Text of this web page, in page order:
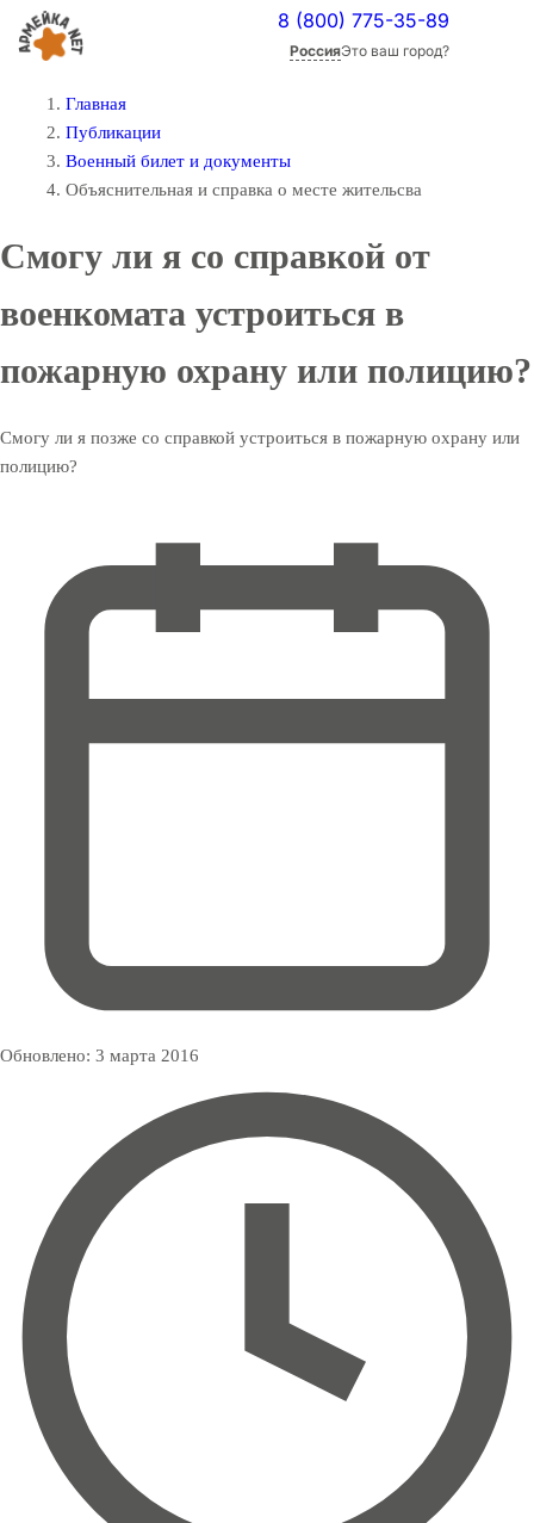
8 (800) 775-35-89
РоссияЭто ваш город?
Главная
Публикации
Военный билет и документы
Объяснительная и справка о месте жительсва
Смогу ли я со справкой от
военкомата устроиться в
пожарную охрану или полицию?
Смогу ли я позже со справкой устроиться в пожарную охрану или
полицию?
Обновлено: 3 марта 2016